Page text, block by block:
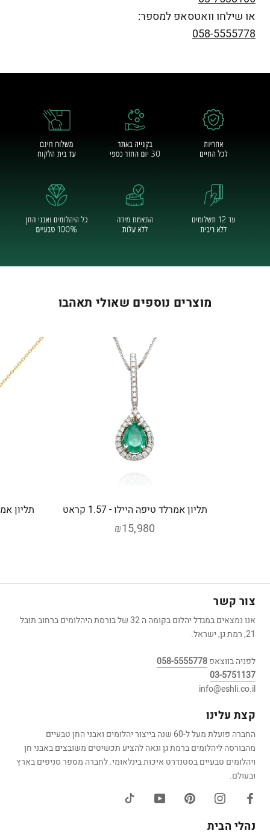
או שילחו וואטסאפ למספר:
058-5555778
מוצרים נוספים שאולי תאהבו
תליון אמרלד טיפה היילו - 1.57 קראט
₪15,980
צור קשר
אנו נמצאים במגדל יהלום בקומה ה 32 של בורסת היהלומים ברחוב תובל
21, רמת גן, ישראל.
לפניה בווצאפ058-5555778
03-5751137
info@eshli.co.il
קצת עלינו
החברה פועלת מעל ל-60 שנה בייצור יהלומים ואבני החן טבעיים
מהבורסה ליהלומים ברמת גן וגאה להציע תכשיטים משובצים באבני חן
ויהלומים טבעיים בסטנדרט איכות בינלאומי. לחברה מספר סניפים בארץ
ובעולם.
נהלי הבית